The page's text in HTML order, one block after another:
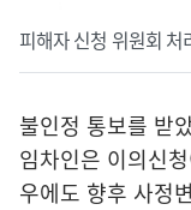
피해자 신청 위원회
불인정 통보를 받
임차인은 이의신
우에도 향후 사정